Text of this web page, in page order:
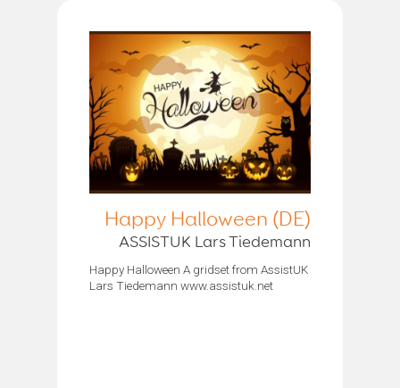
Happy Halloween (DE)
ASSISTUK Lars Tiedemann
Happy Halloween A gridset from AssistUK
Lars Tiedemann www.assistuk.net